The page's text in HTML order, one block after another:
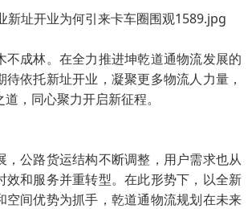
不成林。在全力推进坤乾道通物流发展的
待依托新址开业，凝聚更多物流人力量，
，同心聚力开启新征程。
，公路货运结构不断调整，用户需求也从
效和服务并重转型。在此形势下，以全新
空间优势为抓手，乾道通物流规划在未来